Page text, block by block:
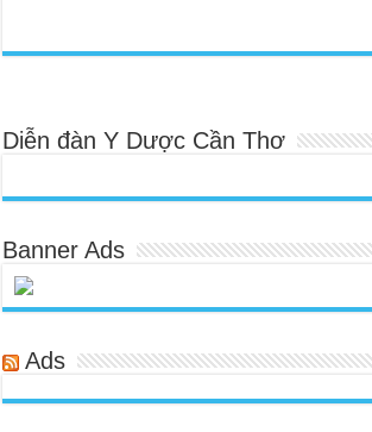
Diễn đàn Y Dược Cần Thơ
Banner Ads
Ads